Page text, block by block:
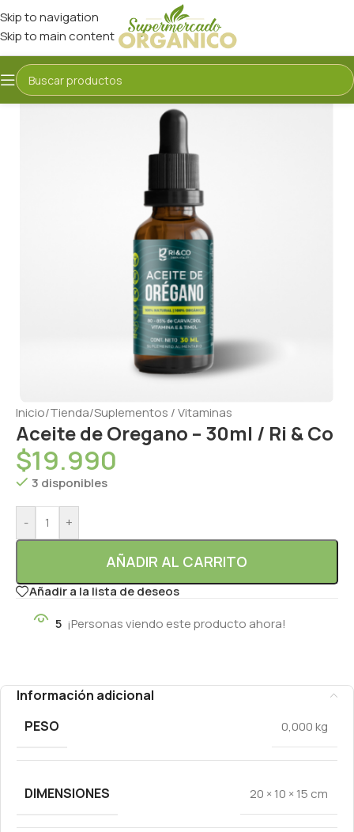
Skip to navigation
Skip to main content
Inicio/Tienda/Suplementos / Vitaminas
Aceite de Oregano – 30ml / Ri & Co
$19.990
3 disponibles
- +
AÑADIR AL CARRITO
Añadir a la lista de deseos
5 ¡Personas viendo este producto ahora!
Información adicional
PESO
0,000 kg
DIMENSIONES 20 × 10 × 15 cm